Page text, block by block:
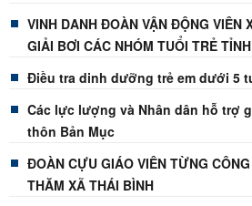
THÔN BẢN MỤC VÀ
BÌNH
VINH DANH ĐOÀN VẬN ĐỘNG VIÊN
GIẢI BƠI CÁC NHÓM TUỔI TRẺ
Điều tra dinh dưỡng trẻ em dưới 5
Các lực lượng và Nhân dân hỗ trợ
thôn Bản Mục
ĐOÀN CỰU GIÁO VIÊN TỪNG
THĂM XÃ THÁI BÌNH